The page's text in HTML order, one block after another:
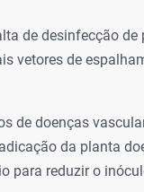
de desinfecção de
vetores de
de doenças
da planta
para reduzir o